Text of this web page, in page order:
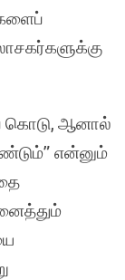
கொடு, ஆனால்
என்னும்